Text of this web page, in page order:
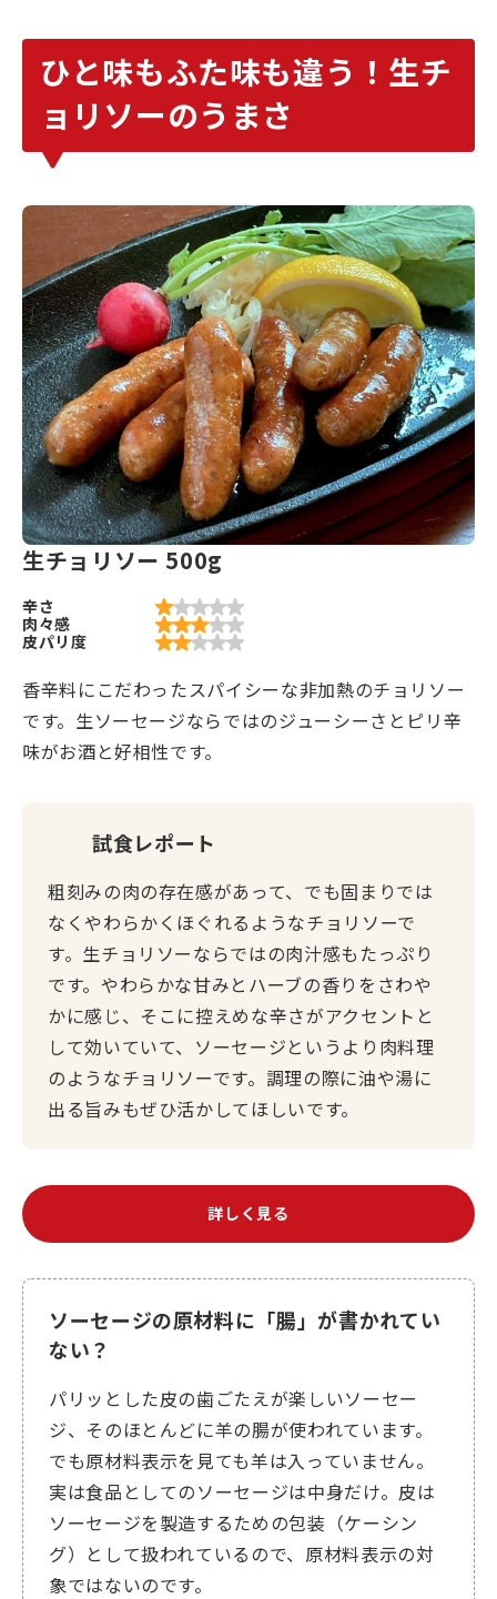
ひと味もふた味も違う！生チ
ョリソーのうまさ
生チョリソー 500g
辛さ
肉々感
皮パリ度
香辛料にこだわったスパイシーな非加熱のチョリソー
です。生ソーセージならではのジューシーさとピリ辛
味がお酒と好相性です。
試食レポート
粗刻みの肉の存在感があって、でも固まりでは
なくやわらかくほぐれるようなチョリソーで
す。生チョリソーならではの肉汁感もたっぷり
です。やわらかな甘みとハーブの香りをさわや
かに感じ、そこに控えめな辛さがアクセントと
して効いていて、ソーセージというより肉料理
のようなチョリソーです。調理の際に油や湯に
出る旨みもぜひ活かしてほしいです。
詳しく見る
ソーセージの原材料に「腸」が書かれてい
ない？
パリッとした皮の歯ごたえが楽しいソーセー
ジ、そのほとんどに羊の腸が使われています。
でも原材料表示を見ても羊は入っていません。
実は食品としてのソーセージは中身だけ。皮は
ソーセージを製造するための包装（ケーシン
グ）として扱われているので、原材料表示の対
象ではないのです。